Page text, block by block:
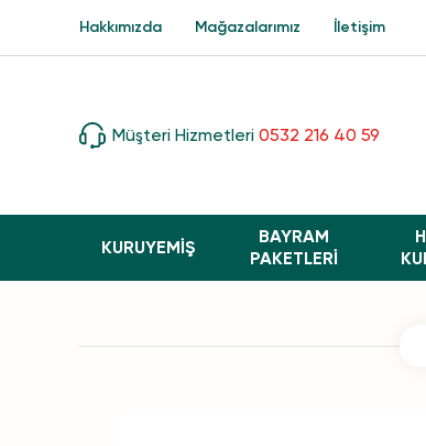
Müşteri Hizmetleri 0532 216 40 59
KURUYEMİŞ
BAYRAM
PAKETLERI
Hakkımızda Mağazalarımız İletişim